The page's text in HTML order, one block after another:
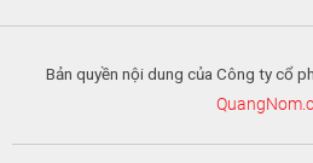
Bản quyền nội dung của Công ty cổ